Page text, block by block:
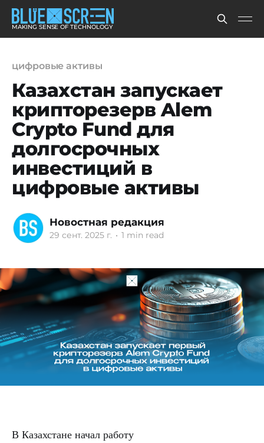
MAKING SENSE OF TECHNOLOGY
цифровые активы
Казахстан запускает
крипторезерв Alem
Crypto Fund для
долгосрочных
инвестиций в
цифровые активы
Новостная редакция
29 сент. 2025 г. • 1 min read
В Казахстане начал работу